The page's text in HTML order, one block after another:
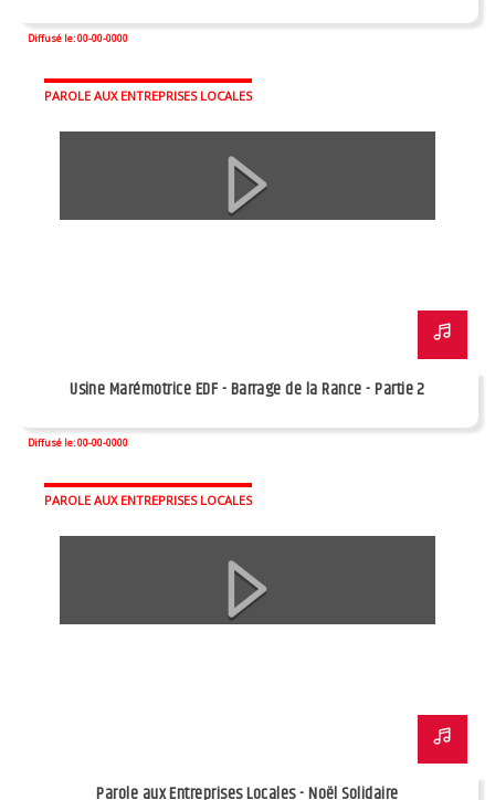
Diffusé le: 00-00-0000
PAROLE AUX ENTREPRISES LOCALES
Usine Marémotrice EDF - Barrage de la Rance - Partie 2
Diffusé le: 00-00-0000
PAROLE AUX ENTREPRISES LOCALES
Parole aux Entreprises Locales - Noël Solidaire